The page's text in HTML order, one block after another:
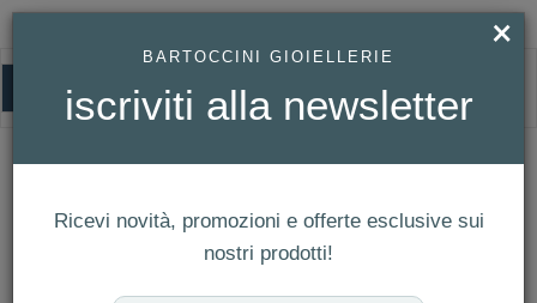
HOMEPAGE OROLOGIO CALYPSO BAMBINO REF. K5823/2
Orologio Calypso Bambino Ref.
K5823/2
×
BARTOCCINI GIOIELLERIE
iscriviti alla newsletter
Ricevi novità, promozioni e offerte esclusive sui
nostri prodotti!